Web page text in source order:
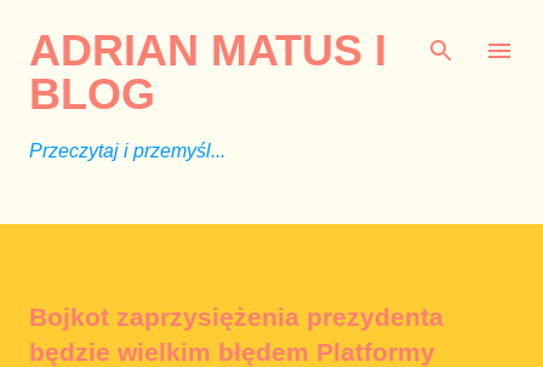
ADRIAN MATUS I
BLOG
Przeczytaj i przemyśl...
Bojkot zaprzysiężenia prezydenta
będzie wielkim błędem Platformy